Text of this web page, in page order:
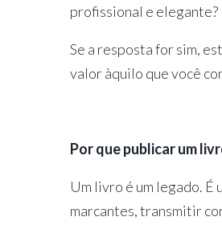
profissional e elegante?
Se a resposta for sim,
valor àquilo que você
Por que publicar um
Um livro é um legado.
marcantes, transmitir